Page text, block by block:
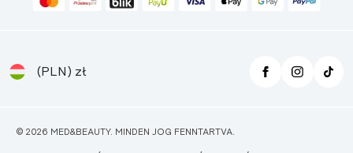
(PLN) zł
© 2026 MED&BEAUTY. MINDEN JOG FENNTARTVA.